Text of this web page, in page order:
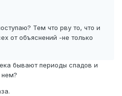
Тем что рву то, что и
от объяснений -не только
бывают периоды спадов и